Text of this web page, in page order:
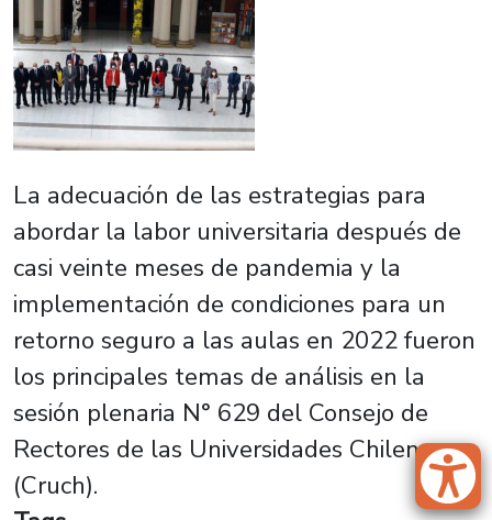
La adecuación de las estrategias para
abordar la labor universitaria después de
casi veinte meses de pandemia y la
implementación de condiciones para un
retorno seguro a las aulas en 2022 fueron
los principales temas de análisis en la
sesión plenaria N° 629 del Consejo de
Rectores de las Universidades Chilenas
(Cruch).